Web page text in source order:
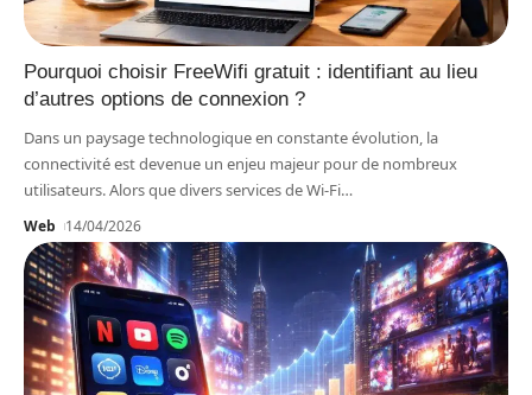
Pourquoi choisir FreeWifi gratuit : identifiant au lieu
d’autres options de connexion ?
Dans un paysage technologique en constante évolution, la
connectivité est devenue un enjeu majeur pour de nombreux
utilisateurs. Alors que divers services de Wi-Fi…
Web 14/04/2026